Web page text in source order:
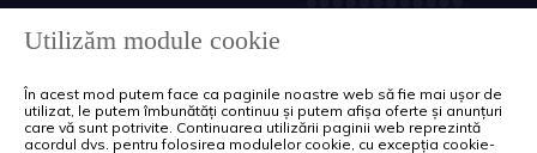
Utilizăm module cookie
În acest mod putem face ca paginile noastre web să fie mai ușor de
utilizat, le putem îmbunătăți continuu și putem afișa oferte și anunțuri
care vă sunt potrivite. Continuarea utilizării paginii web reprezintă
acordul dvs. pentru folosirea modulelor cookie, cu excepția cookie-